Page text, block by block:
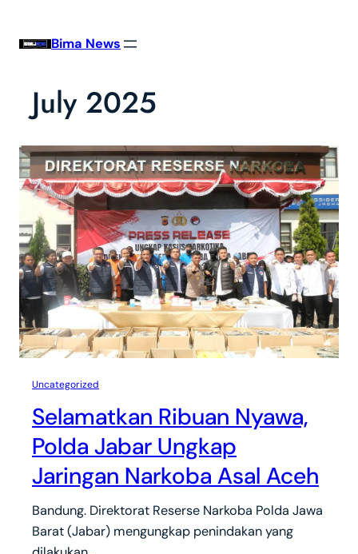
Bima News
July 2025
Uncategorized
Selamatkan Ribuan Nyawa,
Polda Jabar Ungkap
Jaringan Narkoba Asal Aceh
Bandung. Direktorat Reserse Narkoba Polda Jawa
Barat (Jabar) mengungkap penindakan yang